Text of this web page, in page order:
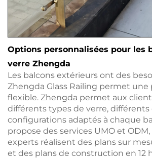
Options personnalisées pour les
verre Zhengda
Les balcons extérieurs ont des
Zhengda Glass Railing permet une
flexible. Zhengda permet aux
différents types de verre, différents
configurations adaptés à chaque
propose des services UMO et
experts réalisent des plans sur
et des plans de construction en 12